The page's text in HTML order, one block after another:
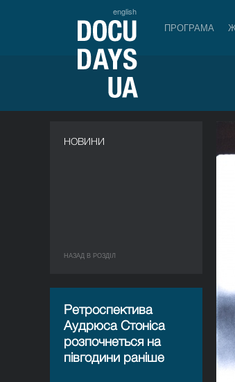
english
ПРОГРАМА
НОВИНИ
НАЗАД В РОЗДIЛ
Ретроспектива
Аудрюса Стоніса
розпочнеться на
півгодини раніше